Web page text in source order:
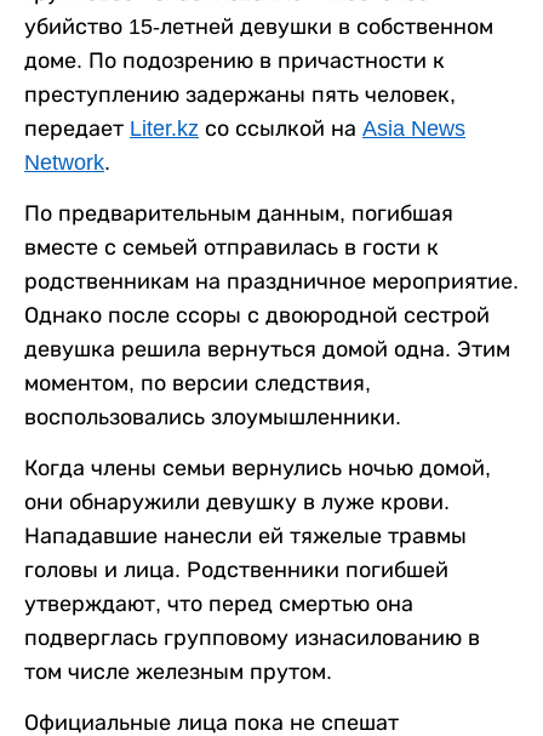
убийство 15-летней девушки в собственном
доме. По подозрению в причастности к
преступлению задержаны пять человек,
передает Liter.kz со ссылкой на Asia News
Network.
По предварительным данным, погибшая
вместе с семьей отправилась в гости к
родственникам на праздничное мероприятие.
Однако после ссоры с двоюродной сестрой
девушка решила вернуться домой одна. Этим
моментом, по версии следствия,
воспользовались злоумышленники.
Когда члены семьи вернулись ночью домой,
они обнаружили девушку в луже крови.
Нападавшие нанесли ей тяжелые травмы
головы и лица. Родственники погибшей
утверждают, что перед смертью она
подверглась групповому изнасилованию в
том числе железным прутом.
Официальные лица пока не спешат